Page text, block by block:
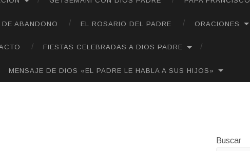
ABANDONO EL ROSARIO DEL PADRE ORACIONES
FIESTAS CELEBRADAS A DIOS PADRE
MENSAJE DE DIOS «EL PADRE LE HABLA A SUS HIJOS»
Buscar